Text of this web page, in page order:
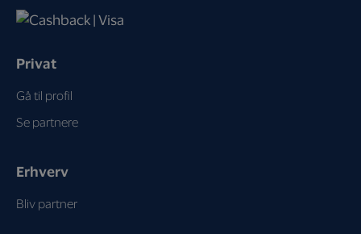
Privat
Gå til profil
Se partnere
Erhverv
Bliv partner